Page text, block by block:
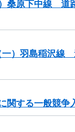
桑原下中線 道
一）羽島稲沢線
する一般競争